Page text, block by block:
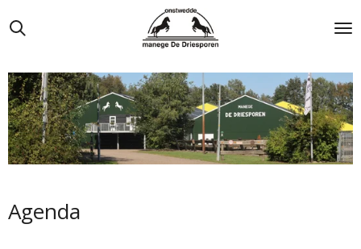
direct
de
hoofdinhoud
Agenda